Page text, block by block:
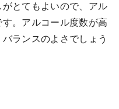
とてもよいので、アル
。アルコール度数が高
ランスのよさでしょう